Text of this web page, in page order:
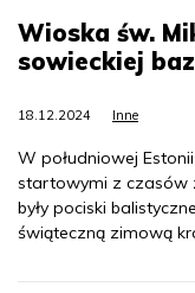
Wioska św.
sowieckiej
18.12.2024 Inne
W południowej
startowymi z czasów
były pociski
świąteczną zimową